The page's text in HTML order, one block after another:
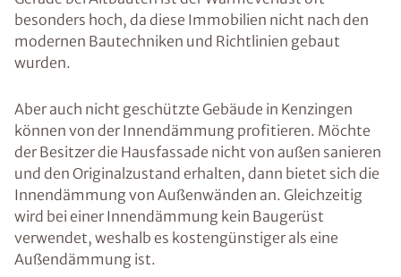
besonders hoch, da diese Immobilien nicht nach den
modernen Bautechniken und Richtlinien gebaut
wurden.
Aber auch nicht geschützte Gebäude in Kenzingen
können von der Innendämmung profitieren. Möchte
der Besitzer die Hausfassade nicht von außen sanieren
und den Originalzustand erhalten, dann bietet sich die
Innendämmung von Außenwänden an. Gleichzeitig
wird bei einer Innendämmung kein Baugerüst
verwendet, weshalb es kostengünstiger als eine
Außendämmung ist.